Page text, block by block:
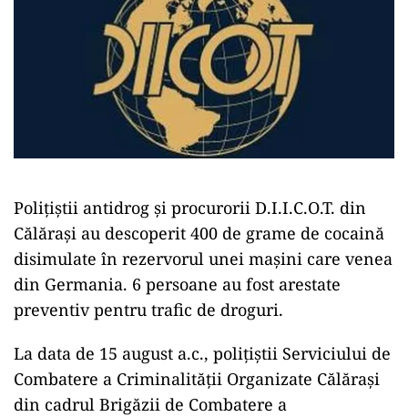
Polițiștii antidrog și procurorii D.I.I.C.O.T. din
Călărași au descoperit 400 de grame de cocaină
disimulate în rezervorul unei mașini care venea
din Germania. 6 persoane au fost arestate
preventiv pentru trafic de droguri.
La data de 15 august a.c., polițiștii Serviciului de
Combatere a Criminalității Organizate Călărași
din cadrul Brigăzii de Combatere a